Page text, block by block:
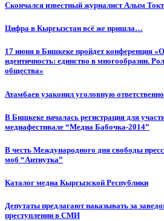
Cкончался известный журналист Алым
Цифра в Кыргызстан всё же пришла…
17 июня в Бишкеке пройдет конференция
идентичность: единство в многообразии.
общества»
Атамбаев узаконил уголовную
В Бишкеке началась регистрация для
медиафестивале “Медиа Бабочка-2014”
В честь Международного дня свободы
моб “Антиутка”
Каталог медиа Кыргызской Республики
Депутаты предлагают наказывать за
преступлении в СМИ